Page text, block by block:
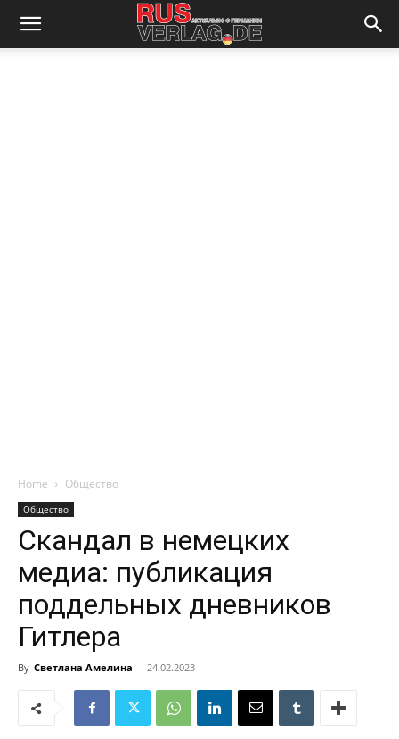
Home Общество
Общество
Скандал в немецких
медиа: публикация
поддельных дневников
Гитлера
By Светлана Амелина - 24.02.2023